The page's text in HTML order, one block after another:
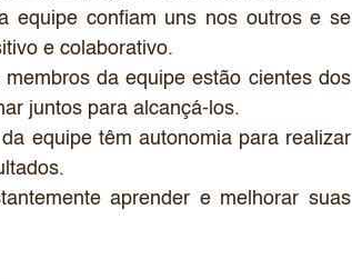
equipe confiam uns nos outros e se
e colaborativo.
membros da equipe estão cientes dos
juntos para alcançá-los.
equipe têm autonomia para realizar
aprender e melhorar suas